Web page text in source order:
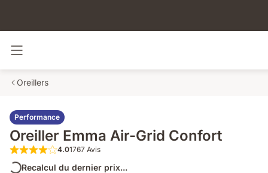
Oreillers
Performance
Oreiller Emma Air-Grid Confort
4.0 sur 5 étoiles 1767 Avis
4.01767 Avis
Recalcul du dernier prix...